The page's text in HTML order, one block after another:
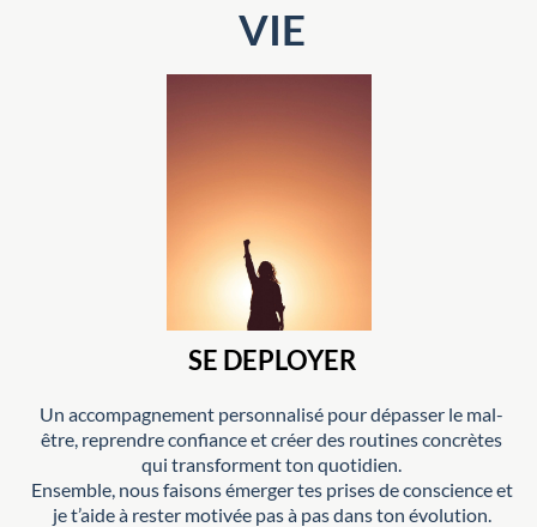
VIE
SE DEPLOYER
Un accompagnement personnalisé pour dépasser le mal-
être, reprendre confiance et créer des routines concrètes
qui transforment ton quotidien.
Ensemble, nous faisons émerger tes prises de conscience et
je t’aide à rester motivée pas à pas dans ton évolution.